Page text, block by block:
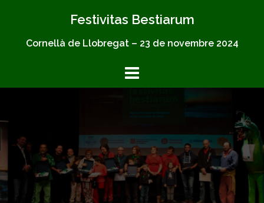
Festivitas Bestiarum
Cornellà de Llobregat – 23 de novembre 2024